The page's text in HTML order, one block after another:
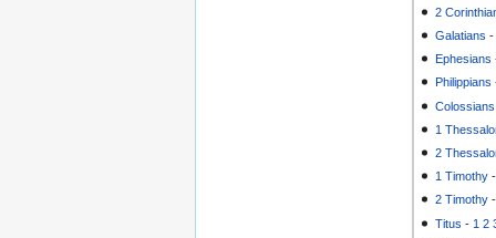
2
Galatians
Ephesians
Philippians
Colossians
1
2
1 Timothy
2 Timothy
Titus - 1 2